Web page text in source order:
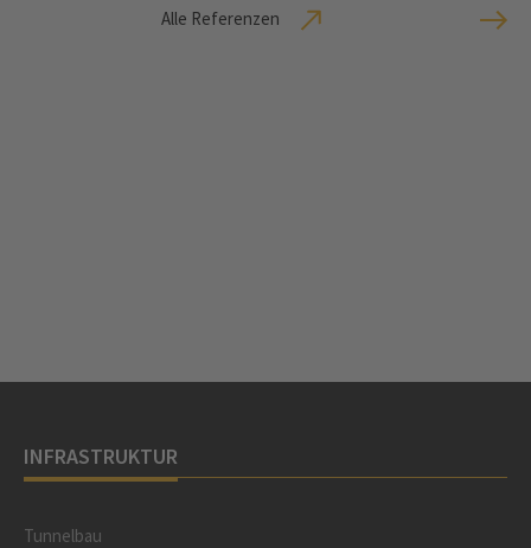
Alle Referenzen
INFRASTRUKTUR
Tunnelbau